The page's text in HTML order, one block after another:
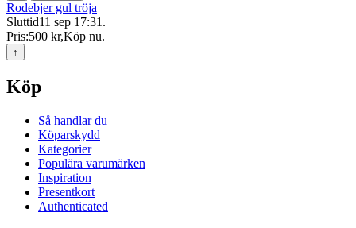
Rodebjer gul tröja
Sluttid11 sep 17:31 .
Pris:500 kr,Köp nu.
↑
Köp
Så handlar du
Köparskydd
Kategorier
Populära varumärken
Inspiration
Presentkort
Authenticated